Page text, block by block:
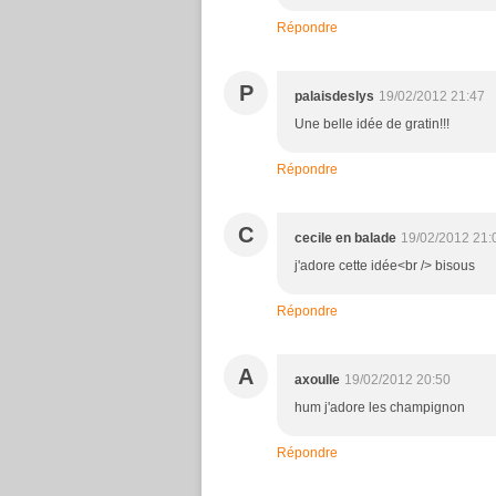
Répondre
P palaisdeslys 19/02/2012 21:47
Une belle idée de gratin!!!
Répondre
C cecile en balade 19/02/2012
j'adore cette idée<br /> bisous
Répondre
A axoulle 19/02/2012 20:50
hum j'adore les champignon
Répondre